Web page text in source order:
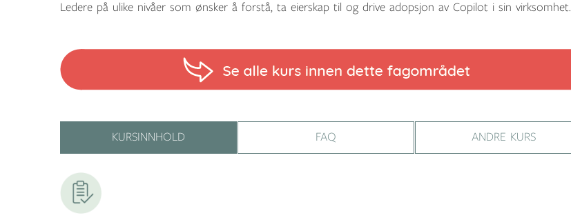
Ledere på ulike nivåer som ønsker å forstå, ta eierskap til og drive adopsjon av Copilot i sin virksomhet.
KURSINNHOLD FAQ ANDRE KURS